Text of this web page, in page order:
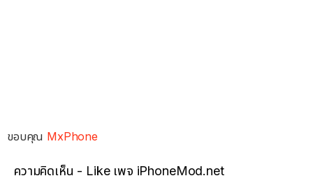
ขอบคุณ MxPhone
ความคิดเห็น - Like เพจ iPhoneMod.net